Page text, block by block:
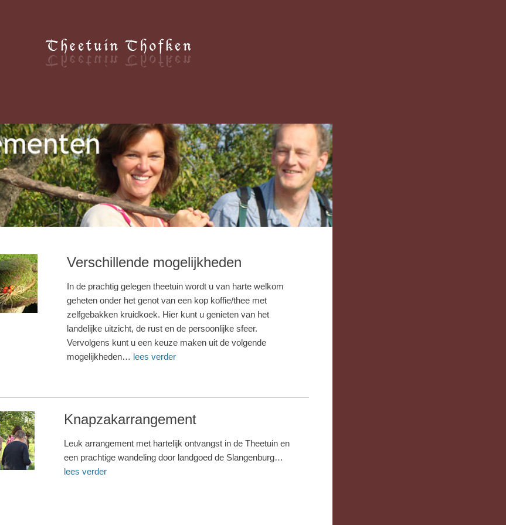
Thofken
Verschillende mogelijkheden
In de prachtig gelegen theetuin wordt u van harte welkom
geheten onder het genot van een kop koffie/thee met
zelfgebakken kruidkoek. Hier kunt u genieten van het
landelijke uitzicht, de rust en de persoonlijke sfeer.
Vervolgens kunt u een keuze maken uit de volgende
mogelijkheden… lees verder
Knapzakarrangement
Leuk arrangement met hartelijk ontvangst in de Theetuin en
een prachtige wandeling door landgoed de Slangenburg…
lees verder